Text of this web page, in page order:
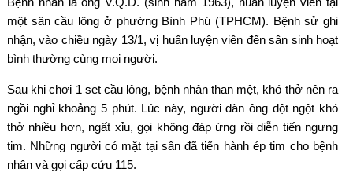
một sân cầu lông ở phường Bình Phú (TPHCM). Bệnh sử ghi
nhận, vào chiều ngày 13/1, vị huấn luyện viên đến sân sinh hoạt
bình thường cùng mọi người.
Sau khi chơi 1 set cầu lông, bệnh nhân than mệt, khó thở nên ra
ngồi nghỉ khoảng 5 phút. Lúc này, người đàn ông đột ngột khó
thở nhiều hơn, ngất xỉu, gọi không đáp ứng rồi diễn tiến ngưng
tim. Những người có mặt tại sân đã tiến hành ép tim cho bệnh
nhân và gọi cấp cứu 115.